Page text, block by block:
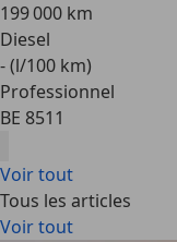
199 000 km
Diesel
- (l/100 km)
Professionnel
BE 8511
Voir tout
Tous les articles
Voir tout